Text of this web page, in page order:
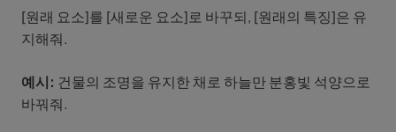
[원래 요소]를 [새로운 요소]로 바꾸되, [원래의 특징]은 유
지해줘.
예시: 건물의 조명을 유지한 채로 하늘만 분홍빛 석양으로
바꿔줘.